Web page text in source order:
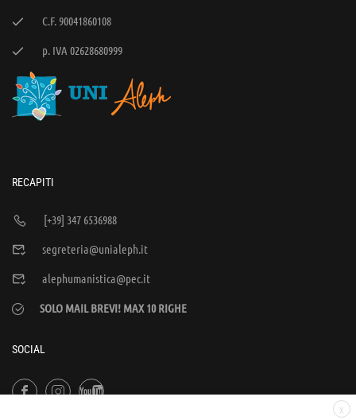
C.F. 90041860108
p. IVA 02628680999
RECAPITI
[+39] 347 6536988
segreteria@unialeph.it
alephumanistica@pec.it
SOLO MAIL BREVI! MAX 10 RIGHE
SOCIAL
X